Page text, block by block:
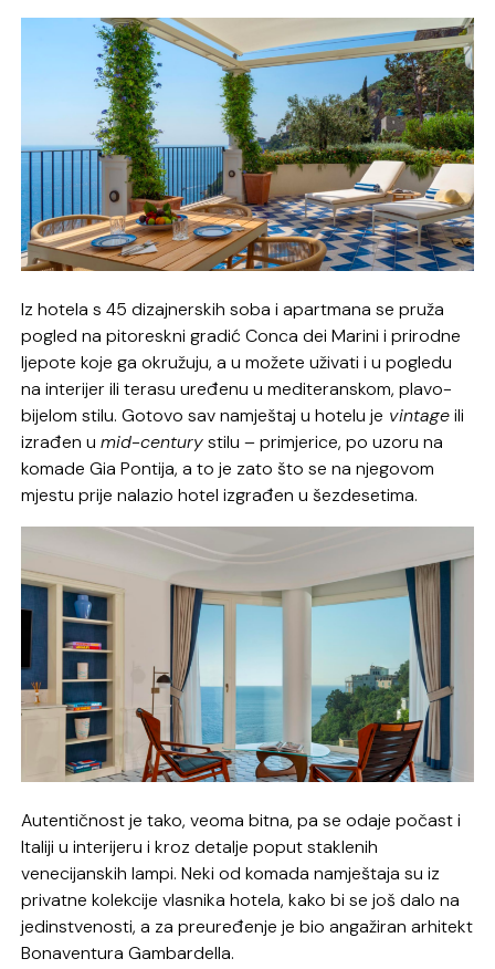
Iz hotela s 45 dizajnerskih soba i apartmana se pruža
pogled na pitoreskni gradić Conca dei Marini i prirodne
ljepote koje ga okružuju, a u možete uživati i u pogledu
na interijer ili terasu uređenu u mediteranskom, plavo-
bijelom stilu. Gotovo sav namještaj u hotelu je vintageili
izrađen umid-centurystilu – primjerice, po uzoru na
komade Gia Pontija, a to je zato što se na njegovom
mjestu prije nalazio hotel izgrađen u šezdesetima.
Autentičnost je tako, veoma bitna, pa se odaje počast i
Italiji u interijeru i kroz detalje poput staklenih
venecijanskih lampi. Neki od komada namještaja su iz
privatne kolekcije vlasnika hotela, kako bi se još dalo na
jedinstvenosti, a za preuređenje je bio angažiran arhitekt
Bonaventura Gambardella.